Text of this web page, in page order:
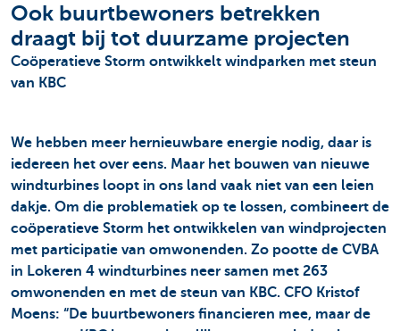
Ook buurtbewoners betrekken
draagt bij tot duurzame projecten
Coöperatieve Storm ontwikkelt windparken met steun
van KBC
We hebben meer hernieuwbare energie nodig, daar is
iedereen het over eens. Maar het bouwen van nieuwe
windturbines loopt in ons land vaak niet van een leien
dakje. Om die problematiek op te lossen, combineert de
coöperatieve Storm het ontwikkelen van windprojecten
met participatie van omwonenden. Zo pootte de CVBA
in Lokeren 4 windturbines neer samen met 263
omwonenden en met de steun van KBC. CFO Kristof
Moens: “De buurtbewoners financieren mee, maar de